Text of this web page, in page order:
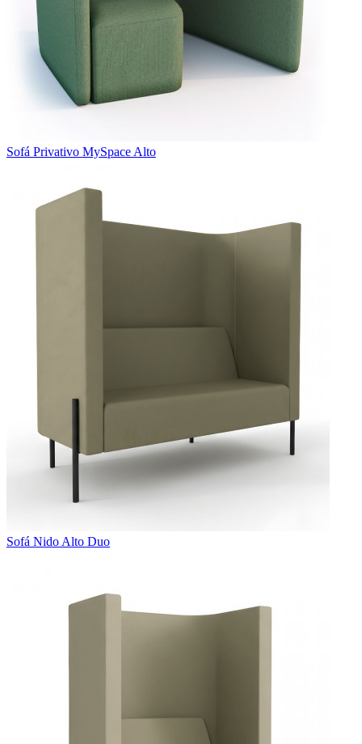
Sofá Privativo MySpace Alto
Sofá Nido Alto Duo